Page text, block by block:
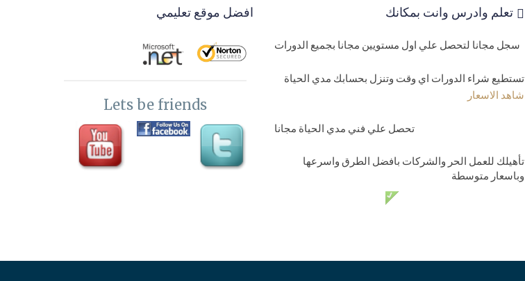
تعلم وادرس وانت بمكانك
سجل مجانا لتحصل علي اول مستويين مجانا بجميع الدورات
تستطيع شراء الدورات اي وقت وتنزل بحسابك مدي الحياة
شاهد الاسعار
تحصل علي فني مدي الحياة مجانا
تأهيلك للعمل الحر والشركات بافضل الطرق واسرعها
وباسعار متوسطة
افضل موقع تعليمي
Lets be friends